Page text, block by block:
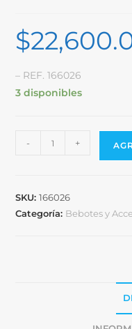
$
– REF. 166026
3 disponibles
- +
SKU:166026
Categoría: Bebotes y